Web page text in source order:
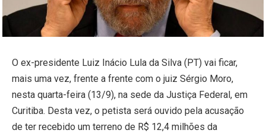
O ex-presidente Luiz Inácio Lula da Silva (PT) vai ficar,
mais uma vez, frente a frente com o juiz Sérgio Moro,
nesta quarta-feira (13/9), na sede da Justiça Federal, em
Curitiba. Desta vez, o petista será ouvido pela acusação
de ter recebido um terreno de R$ 12,4 milhões da